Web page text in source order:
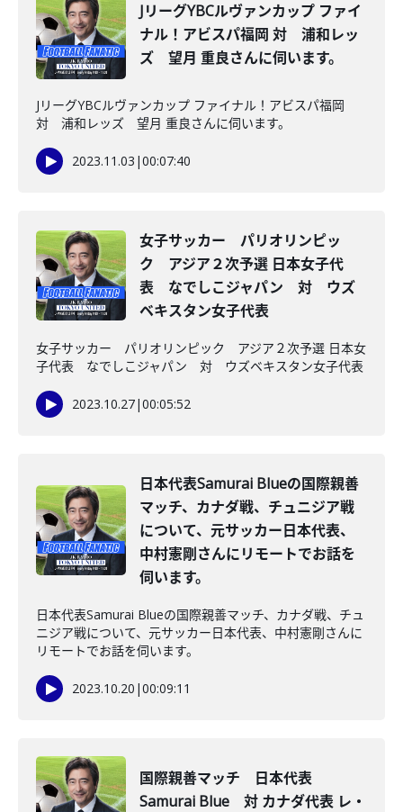
JリーグYBCルヴァンカップ ファイ
ナル！アビスパ福岡 対 浦和レッ
ズ 望月 重良さんに伺います。
JリーグYBCルヴァンカップ ファイナル！アビスパ福岡
対 浦和レッズ 望月 重良さんに伺います。
2023.11.03 |00:07:40
女子サッカー パリオリンピッ
ク アジア２次予選 日本女子代
表 なでしこジャパン 対 ウズ
ベキスタン女子代表
女子サッカー パリオリンピック アジア２次予選 日本女
子代表 なでしこジャパン 対 ウズベキスタン女子代表
2023.10.27|00:05:52
日本代表Samurai Blueの国際親善
マッチ、カナダ戦、チュニジア戦
について、元サッカー日本代表、
中村憲剛さんにリモートでお話を
伺います。
日本代表Samurai Blueの国際親善マッチ、カナダ戦、チュ
ニジア戦について、元サッカー日本代表、中村憲剛さんに
リモートでお話を伺います。
2023.10.20 |00:09:11
国際親善マッチ 日本代表
Samurai Blue 対 カナダ代表 レ・